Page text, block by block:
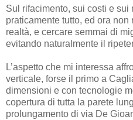
Sul rifacimento, sui costi e sui
praticamente tutto, ed ora
realtà, e cercare semmai di
evitando naturalmente il
L’aspetto che mi interessa
verticale, forse il primo a
dimensioni e con tecnologie
copertura di tutta la parete
prolungamento di via De